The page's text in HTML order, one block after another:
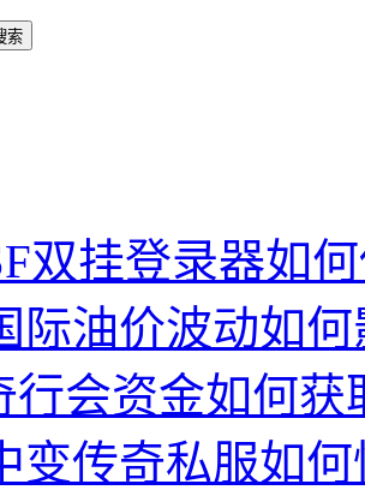
双挂登录器如
际油价波动如
行会资金如何获
变传奇私服如